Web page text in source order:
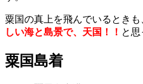
粟国の真上を飛んでいるとき
しい海と島景で、天国！！ と思
粟国島着